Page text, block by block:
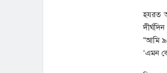
হযরত
“আমি
‘এমন